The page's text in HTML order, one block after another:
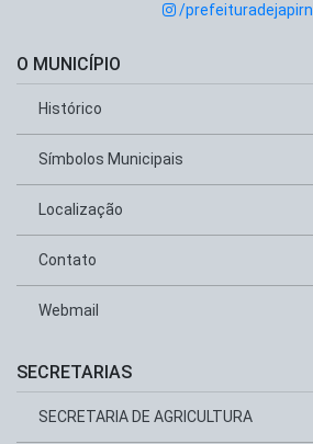
/prefeituradejapirn
O MUNICÍPIO
Histórico
Símbolos Municipais
Localização
Contato
Webmail
SECRETARIAS
SECRETARIA DE AGRICULTURA